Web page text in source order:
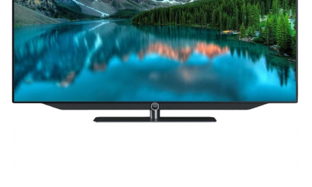
Inele Smart
Ochelari Smart
Smartphone IPhone
Sisteme PC & Periferice
Sisteme Desktop & Monitoare